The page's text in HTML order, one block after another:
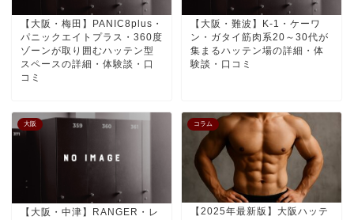
【大阪・梅田】PANIC8plus・
パニックエイトプラス・360度
ゾーンが取り囲むハッテン型
スペースの詳細・体験談・口
コミ
【大阪・難波】K-1・ケーワ
ン・ガタイ筋肉系20～30代が
集まるハッテン場の詳細・体
験談・口コミ
大阪
【大阪・中津】RANGER・レ
コラム
【2025年最新版】大阪ハッテ